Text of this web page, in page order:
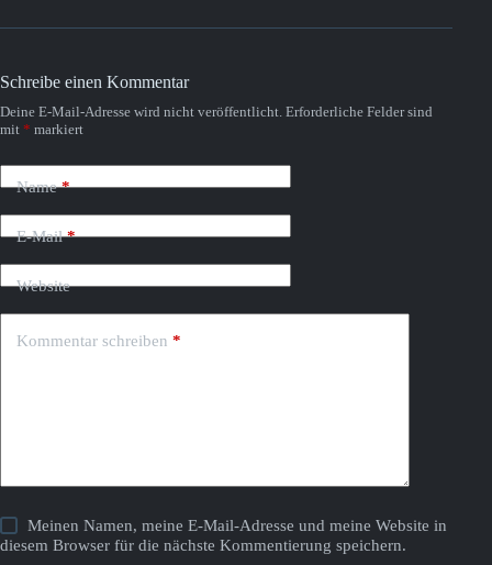
Schreibe einen Kommentar
Deine E-Mail-Adresse wird nicht veröffentlicht. Erforderliche Felder sind
mit * markiert
Name*
E-Mail*
Website
Kommentar schreiben *
Meinen Namen, meine E-Mail-Adresse und meine Website in
diesem Browser für die nächste Kommentierung speichern.